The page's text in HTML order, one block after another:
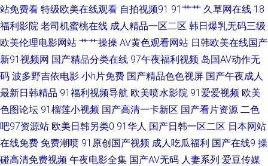
AV导航 黄色AV激情影院 欧美日韩性爱网 色资源97 91久色女优 超碰情趣av
VA 蜜芽91中出 三级片网站导航 91深夜福利 福利电影加勒比 麻豆MV免费观
看 日韩草草草 综合成人性爱日韩 avav爱豆久 国产A级无毛 老湿机福利院 日
韩黄色三级影院 91视频国产高清 超碰在线人人 精品玖玖 殴美性生话 五月天
狼友 91视频综合区 成人午夜国产天堂 精东视频久久 欧美日韩中文在线 性爱
站免费看 特级欧美在线观看 自拍视频91 91艹艹 久草网在线 18
福利影院 老司机蜜桃在线 成人精品一区二区 韩日爆乳无码三级
欧美伦理电影网站 艹艹操操 AV黄色观看网站 日韩欧美在线国产
新91视频网 国产精品分类在线 97午夜福利视频 岛国AV动作无
码 波多野吉依电影 小h片免费 国产精品色色视屏 国产午夜成人
最新日韩精品 91福利视频导航 欧美喷水影院 91爱爱视频 欧美
色图论坛 91榴莲小视频 国产高清一卡新区 国产看片资源 二色
吧97资源站 欧美日韩另类0 91华人 国产日韩一区二区 日本网站
在线免费 免费潮喷 91原创国产视频 成人吃瓜福利 国产在线9 操
碰高清免费视频 午夜电影全集 国产AV无码 人妻系列 爱豆传媒